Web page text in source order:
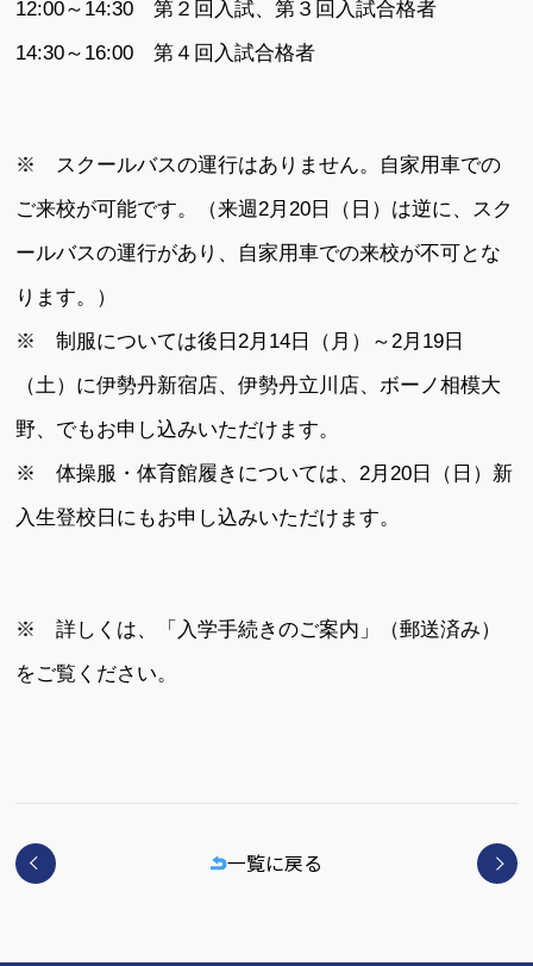
12:00～14:30 第２回入試、第３回入試合格者
14:30～16:00 第４回入試合格者
※ スクールバスの運行はありません。自家用車での
ご来校が可能です。（来週2月20日（日）は逆に、スク
ールバスの運行があり、自家用車での来校が不可とな
ります。）
※ 制服については後日2月14日（月）～2月19日
（土）に伊勢丹新宿店、伊勢丹立川店、ボーノ相模大
野、でもお申し込みいただけます。
※ 体操服・体育館履きについては、2月20日（日）新
入生登校日にもお申し込みいただけます。
※ 詳しくは、「入学手続きのご案内」（郵送済み）
をご覧ください。
一覧に戻る